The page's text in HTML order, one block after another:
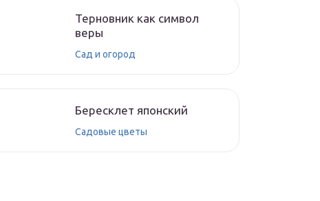
Терновник как символ
веры
Сад и огород
Бересклет японский
Садовые цветы